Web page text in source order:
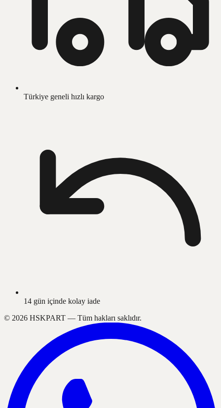
Türkiye geneli hızlı kargo
14 gün içinde kolay iade
© 2026 HSKPART — Tüm hakları saklıdır.